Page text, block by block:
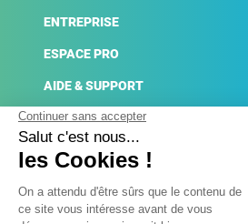
ENTREPRISE
ESPACE PRO
AIDE & SUPPORT
ACTUALITÉS
Mentions légales